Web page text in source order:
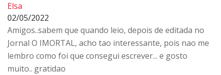
Elsa
02/05/2022
Amigos..sabem que quando leio, depois de editada no
Jornal O IMORTAL, acho tao interessante, pois nao me
lembro como foi que consegui escrever... e gosto
muito.. gratidao